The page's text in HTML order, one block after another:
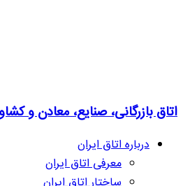
اتاق بازرگانی، صنایع، معادن و
درباره اتاق ایران
معرفی اتاق ایران